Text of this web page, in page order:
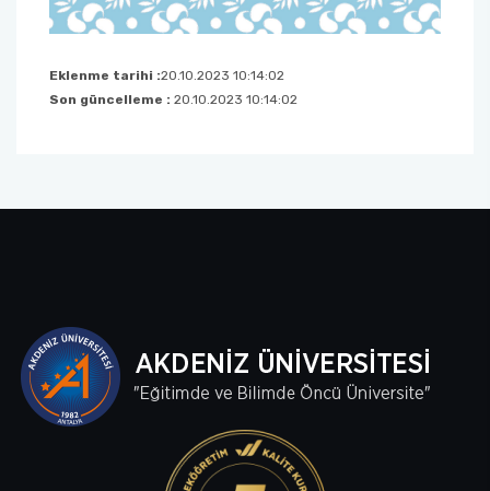
Eklenme tarihi :20.10.2023 10:14:02
Son güncelleme : 20.10.2023 10:14:02
Tıp Fakültesi